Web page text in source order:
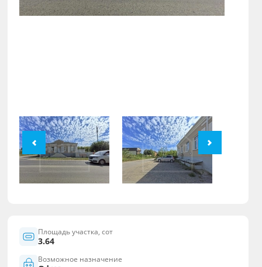
Площадь участка, сот
3.64
Возможное назначение